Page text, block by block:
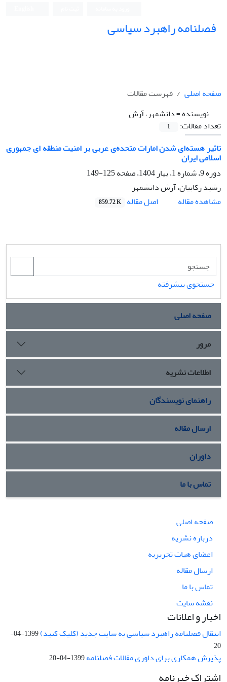
فصلنامه راهبرد سیاسی
صفحه اصلی
فهرست مقالات
نویسنده =دانشمهر، آرش
تعداد مقالات:
1
تاثیر هسته‌ای شدن امارات متحده‌ی‌ عربی بر امنیت منطقه ای جمهوری
اسلامی ایران
دوره 9، شماره 1، بهار 1404، صفحه
125-149
رشید رکابیان، آرش دانشمهر
مشاهده مقاله
اصل مقاله 859.72 K
جستجوی پیشرفته
صفحه اصلی
مرور
اطلاعات نشریه
راهنمای نویسندگان
ارسال مقاله
داوران
تماس با ما
صفحه اصلی
درباره نشریه
اعضای هیات تحریریه
ارسال مقاله
تماس با ما
نقشه سایت
اخبار و اعلانات
انتقال فصلنامه راهبرد سیاسی به سایت جدید (کلیک کنید)
1399-04-
20
پذیرش همکاری برای داوری مقالات فصلنامه1399-04-20
اشتراک خبرنامه